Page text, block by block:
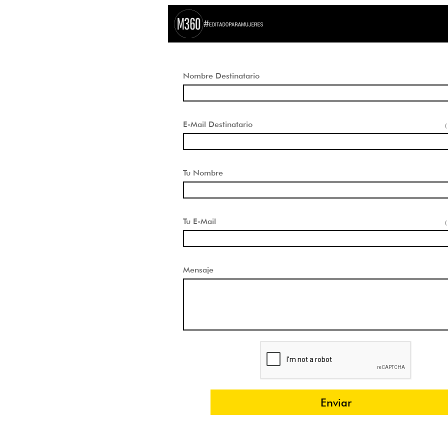
Nombre Destinatario
E-Mail Destinatario
Tu Nombre
Tu E-Mail
Mensaje